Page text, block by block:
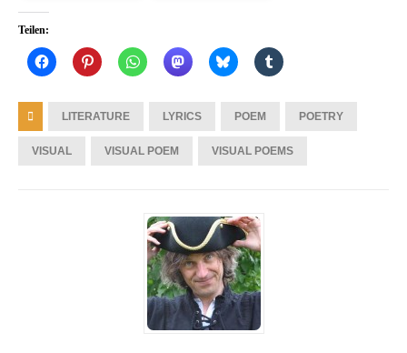
Teilen:
LITERATURE LYRICS POEM POETRY
VISUAL VISUAL POEM VISUAL POEMS